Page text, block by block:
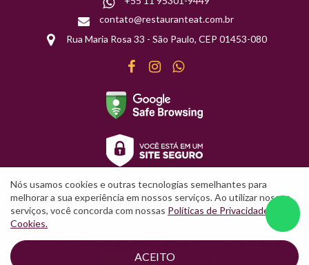
contato@restauranteat.com.br
Rua Maria Rosa 33 - São Paulo, CEP 01453-080
FacebookInstagramWhatsApp
© 2021 &EAT Restaurante - Todos os direitos reservados
Nós usamos cookies e outras tecnologias semelhantes para
melhorar a sua experiência em nossos serviços. Ao utilizar nossos
serviços, você concorda com nossas Políticas de Privacidade
Cookies.
ACEITO